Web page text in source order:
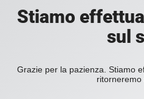
Stiamo
sul
Grazie per la pazienza. Stiamo
ritorneremo